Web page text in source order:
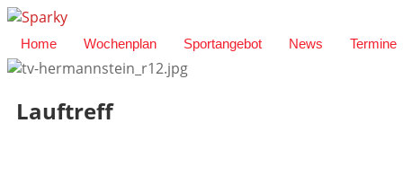
Home Wochenplan Sportangebot News Termine
Lauftreff